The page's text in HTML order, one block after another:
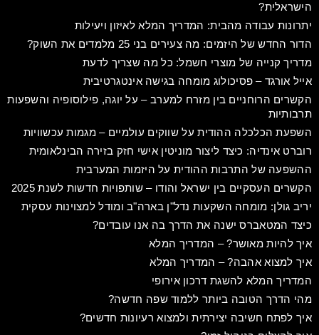
הישראלית?
יתרונות עבודה מהבית: המדריך המלא לאיזון ויעילות
הדור החדש של היזמים: מה צעירים בני 25 מלמדים את השוק?
מדריך קנייה של מוצרי חשמל: כל מה שצריך לדעת
אייל אורגד – פסיכולוג מומחה בגישה אינטגרטיבית
הקשרים הרוחניים בין מזרח למערב – על יוגה, פילוסופיה והשפעות
תרבותיות
השפעת הכלכלה ההודית על שווקים עולמיים – מגמות עכשוויות
רוברט אינדיה: כיצד ליצור מוניטין אישי חזק בזירה הבינלאומית
ההשפעה של התרבות ההודית על היזמות המערבית
הקשרים העסקיים בין ישראל והודו – שותפויות חדשות לשנת 2025
יריב גולן: מומחה השקעות נדל"ן בארה"ב ומודל למצוינות עסקית
כיצד המטאברס ישנה את הדרך בה אנו עובדים?
איך להיות מאושר? – המדריך המלא
איך למצוא אהבה? – המדריך המלא
המדריך המלא להשגת דרכון אירופי
מהי הדרך הטובה ביותר ללמוד שפה חדשה?
איך לפתח חשיבה יצירתית ולמצוא רעיונות חדשים?